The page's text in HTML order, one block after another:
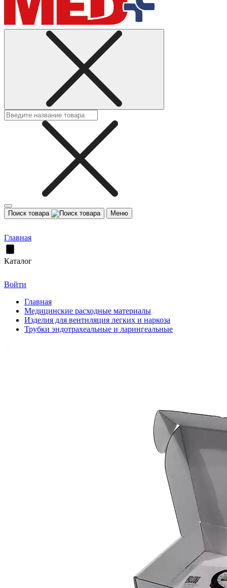
Поиск товара Меню
Главная
Каталог
Войти
Главная
Медицинские расходные материалы
Изделия для вентиляция легких и наркоза
Трубки эндотрахеальные и ларингеальные